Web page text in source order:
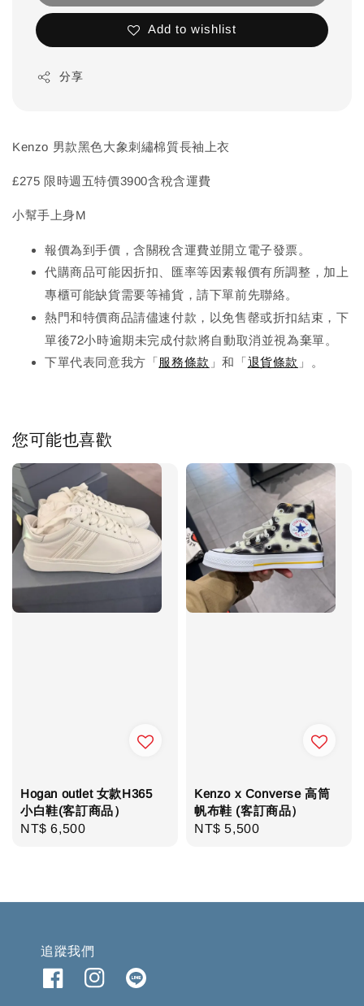
Add to wishlist
分享
Kenzo 男款黑色大象刺繡棉質長袖上衣
£275 限時週五特價3900含稅含運費
小幫手上身M
報價為到手價，含關稅含運費並開立電子發票。
代購商品可能因折扣、匯率等因素報價有所調整，加上
專櫃可能缺貨需要等補貨，請下單前先聯絡。
熱門和特價商品請儘速付款，以免售罄或折扣結束，下
單後72小時逾期未完成付款將自動取消並視為棄單。
下單代表同意我方「服務條款 」和「退貨條款 」。
您可能也喜歡
Hogan outlet 女款H365
小白鞋(客訂商品）
Regular
NT$ 6,500
Kenzo x Converse 高筒
帆布鞋 (客訂商品）
Regular
NT$ 5,500
追蹤我們